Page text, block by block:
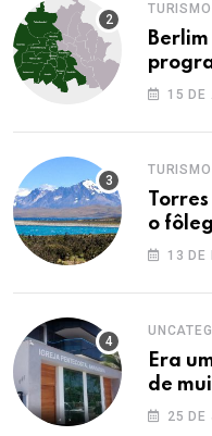
TURISMO
15 DE
TURISMO
o
13 DE
Era
de
25 DE